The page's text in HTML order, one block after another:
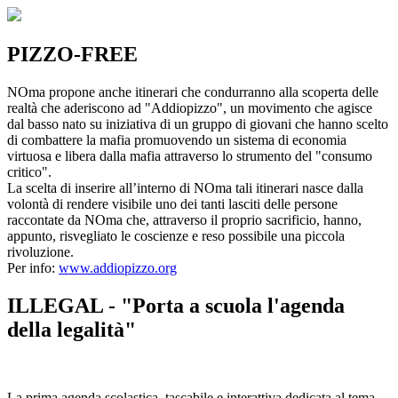
PIZZO-FREE
NOma propone anche itinerari che condurranno alla scoperta delle
realtà che aderiscono ad "Addiopizzo", un movimento che agisce
dal basso nato su iniziativa di un gruppo di giovani che hanno scelto
di combattere la mafia promuovendo un sistema di economia
virtuosa e libera dalla mafia attraverso lo strumento del "consumo
critico".
La scelta di inserire all’interno di NOma tali itinerari nasce dalla
volontà di rendere visibile uno dei tanti lasciti delle persone
raccontate da NOma che, attraverso il proprio sacrificio, hanno,
appunto, risvegliato le coscienze e reso possibile una piccola
rivoluzione.
Per info: www.addiopizzo.org
ILLEGAL - "Porta a scuola l'agenda
della legalità"